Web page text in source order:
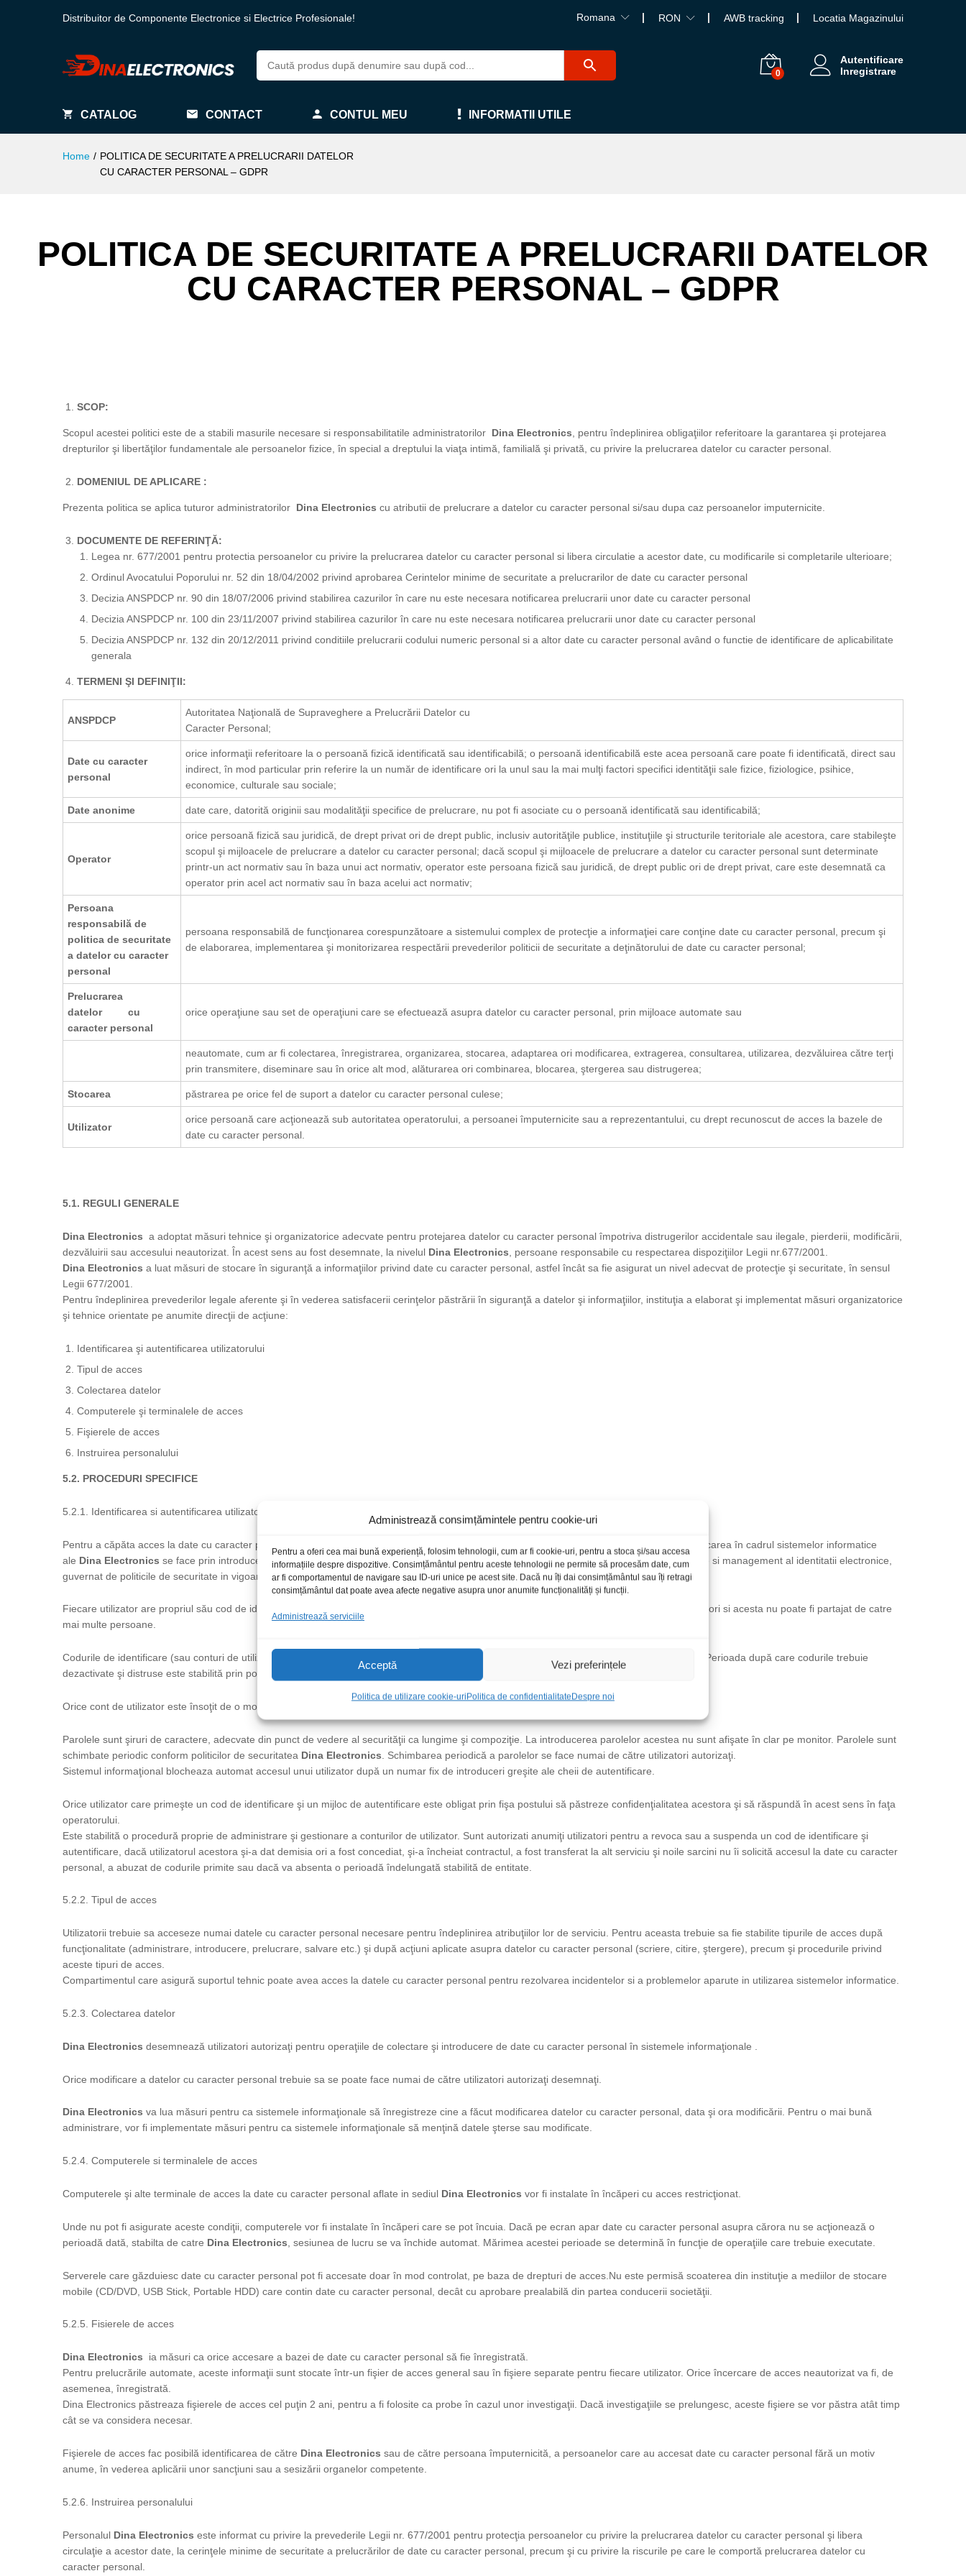
Administrează consimțămintele pentru cookie-uri
Pentru a oferi cea mai bună experiență, folosim tehnologii, cum ar fi cookie-uri, pentru a stoca și/sau accesa
informațiile despre dispozitive. Consimțământul pentru aceste tehnologii ne permite să procesăm date, cum
ar fi comportamentul de navigare sau ID-uri unice pe acest site. Dacă nu îți dai consimțământul sau îți retragi
consimțământul dat poate avea afecte negative asupra unor anumite funcționalități și funcții.
Administrează serviciile
Acceptă Vezi preferințele
Politica de utilizare cookie-uriPolitica de confidentialitateDespre noi
Distribuitor de Componente Electronice si Electrice Profesionale! Romana RON AWB tracking Locatia Magazinului
0
Autentificare
Inregistrare
CATALOG CONTACT CONTUL MEU INFORMATII UTILE
Home / POLITICA DE SECURITATE A PRELUCRARII DATELOR
CU CARACTER PERSONAL – GDPR
POLITICA DE SECURITATE A PRELUCRARII DATELOR
CU CARACTER PERSONAL – GDPR
SCOP:
Scopul acestei politici este de a stabili masurile necesare si responsabilitatile administratorilor Dina Electronics , pentru îndeplinirea obligaţiilor referitoare la garantarea şi protejarea
drepturilor şi libertăţilor fundamentale ale persoanelor fizice, în special a dreptului la viaţa intimă, familială şi privată, cu privire la prelucrarea datelor cu caracter personal.
DOMENIUL DE APLICARE :
Prezenta politica se aplica tuturor administratorilor Dina Electronics cu atributii de prelucrare a datelor cu caracter personal si/sau dupa caz persoanelor imputernicite.
DOCUMENTE DE REFERINŢĂ:
Legea nr. 677/2001 pentru protectia persoanelor cu privire la prelucrarea datelor cu caracter personal si libera circulatie a acestor date, cu modificarile si completarile ulterioare;
Ordinul Avocatului Poporului nr. 52 din 18/04/2002 privind aprobarea Cerintelor minime de securitate a prelucrarilor de date cu caracter personal
Decizia ANSPDCP nr. 90 din 18/07/2006 privind stabilirea cazurilor în care nu este necesara notificarea prelucrarii unor date cu caracter personal
Decizia ANSPDCP nr. 100 din 23/11/2007 privind stabilirea cazurilor în care nu este necesara notificarea prelucrarii unor date cu caracter personal
Decizia ANSPDCP nr. 132 din 20/12/2011 privind conditiile prelucrarii codului numeric personal si a altor date cu caracter personal având o functie de identificare de aplicabilitate
generala
TERMENI ŞI DEFINIŢII:
ANSPDCP
Autoritatea Naţională de Supraveghere a Prelucrării Datelor cu
Caracter Personal;
Date cu caracter
personal
orice informaţii referitoare la o persoană fizică identificată sau identificabilă; o persoană identificabilă este acea persoană care poate fi identificată, direct sau
indirect, în mod particular prin referire la un număr de identificare ori la unul sau la mai mulţi factori specifici identităţii sale fizice, fiziologice, psihice,
economice, culturale sau sociale;
Date anonime date care, datorită originii sau modalităţii specifice de prelucrare, nu pot fi asociate cu o persoană identificată sau identificabilă;
Operator
orice persoană fizică sau juridică, de drept privat ori de drept public, inclusiv autorităţile publice, instituţiile şi structurile teritoriale ale acestora, care stabileşte
scopul şi mijloacele de prelucrare a datelor cu caracter personal; dacă scopul şi mijloacele de prelucrare a datelor cu caracter personal sunt determinate
printr-un act normativ sau în baza unui act normativ, operator este persoana fizică sau juridică, de drept public ori de drept privat, care este desemnată ca
operator prin acel act normativ sau în baza acelui act normativ;
Persoana
responsabilă de
politica de securitate
a datelor cu caracter
personal
persoana responsabilă de funcţionarea corespunzătoare a sistemului complex de protecţie a informaţiei care conţine date cu caracter personal, precum şi
de elaborarea, implementarea şi monitorizarea respectării prevederilor politicii de securitate a deţinătorului de date cu caracter personal;
Prelucrarea
datelor cu
caracter personal
orice operaţiune sau set de operaţiuni care se efectuează asupra datelor cu caracter personal, prin mijloace automate sau
neautomate, cum ar fi colectarea, înregistrarea, organizarea, stocarea, adaptarea ori modificarea, extragerea, consultarea, utilizarea, dezvăluirea către terţi
prin transmitere, diseminare sau în orice alt mod, alăturarea ori combinarea, blocarea, ştergerea sau distrugerea;
Stocarea păstrarea pe orice fel de suport a datelor cu caracter personal culese;
Utilizator
orice persoană care acţionează sub autoritatea operatorului, a persoanei împuternicite sau a reprezentantului, cu drept recunoscut de acces la bazele de
date cu caracter personal.
5.1. REGULI GENERALE
Dina Electronics a adoptat măsuri tehnice şi organizatorice adecvate pentru protejarea datelor cu caracter personal împotriva distrugerilor accidentale sau ilegale, pierderii, modificării,
dezvăluirii sau accesului neautorizat. În acest sens au fost desemnate, la nivelul Dina Electronics , persoane responsabile cu respectarea dispoziţiilor Legii nr.677/2001.
Dina Electronics a luat măsuri de stocare în siguranţă a informaţiilor privind date cu caracter personal, astfel încât sa fie asigurat un nivel adecvat de protecţie şi securitate, în sensul
Legii 677/2001.
Pentru îndeplinirea prevederilor legale aferente şi în vederea satisfacerii cerinţelor păstrării în siguranţă a datelor şi informaţiilor, instituţia a elaborat şi implementat măsuri organizatorice
şi tehnice orientate pe anumite direcţii de acţiune:
Identificarea şi autentificarea utilizatorului
Tipul de acces
Colectarea datelor
Computerele şi terminalele de acces
Fişierele de acces
Instruirea personalului
5.2. PROCEDURI SPECIFICE
5.2.1. Identificarea si autentificarea utilizatorului
Pentru a căpăta acces la date cu caracter personal, utilizatorii trebuie să se autentifice in sistemele informatice ale
. Autentificarea în cadrul sistemelor informatice
ale Dina Electronics se face prin introducerea credentialelor de autentificare unice si netransmisibile dobandite in urma procesului de inrolare si management al identitatii electronice,
guvernat de politicile de securitate in vigoare.
Fiecare utilizator are propriul său cod de identificare (nume de utilizator). Niciodată nu este alocat acelaşi cod de identificare mai multor utilizatori si acesta nu poate fi partajat de catre
mai multe persoane.
Codurile de identificare (sau conturi de utilizator) nefolosite o perioadă mai îndelungată sunt dezactivate şi distruse după un control prealabil. Perioada după care codurile trebuie
dezactivate şi distruse este stabilită prin politica
Orice cont de utilizator este însoţit de o modalitate de autentificare, prin introducerea unei chei de autentificare precum o parola.
Parolele sunt şiruri de caractere, adecvate din punct de vedere al securităţii ca lungime şi compoziţie. La introducerea parolelor acestea nu sunt afişate în clar pe monitor. Parolele sunt
schimbate periodic conform politicilor de securitatea Dina Electronics . Schimbarea periodică a parolelor se face numai de către utilizatori autorizaţi.
Sistemul informaţional blocheaza automat accesul unui utilizator după un numar fix de introduceri greşite ale cheii de autentificare.
Orice utilizator care primeşte un cod de identificare şi un mijloc de autentificare este obligat prin fişa postului să păstreze confidenţialitatea acestora şi să răspundă în acest sens în faţa
operatorului.
Este stabilită o procedură proprie de administrare şi gestionare a conturilor de utilizator. Sunt autorizati anumiţi utilizatori pentru a revoca sau a suspenda un cod de identificare şi
autentificare, dacă utilizatorul acestora şi-a dat demisia ori a fost concediat, şi-a încheiat contractul, a fost transferat la alt serviciu şi noile sarcini nu îi solicită accesul la date cu caracter
personal, a abuzat de codurile primite sau dacă va absenta o perioadă îndelungată stabilită de entitate.
5.2.2. Tipul de acces
Utilizatorii trebuie sa acceseze numai datele cu caracter personal necesare pentru îndeplinirea atribuţiilor lor de serviciu. Pentru aceasta trebuie sa fie stabilite tipurile de acces după
funcţionalitate (administrare, introducere, prelucrare, salvare etc.) şi după acţiuni aplicate asupra datelor cu caracter personal (scriere, citire, ştergere), precum şi procedurile privind
aceste tipuri de acces.
Compartimentul care asigură suportul tehnic poate avea acces la datele cu caracter personal pentru rezolvarea incidentelor si a problemelor aparute in utilizarea sistemelor informatice.
5.2.3. Colectarea datelor
Dina Electronics desemnează utilizatori autorizaţi pentru operaţiile de colectare şi introducere de date cu caracter personal în sistemele informaţionale .
Orice modificare a datelor cu caracter personal trebuie sa se poate face numai de către utilizatori autorizaţi desemnaţi.
Dina Electronics va lua măsuri pentru ca sistemele informaţionale să înregistreze cine a făcut modificarea datelor cu caracter personal, data şi ora modificării. Pentru o mai bună
administrare, vor fi implementate măsuri pentru ca sistemele informaţionale să menţină datele şterse sau modificate.
5.2.4. Computerele si terminalele de acces
Computerele şi alte terminale de acces la date cu caracter personal aflate in sediul Dina Electronics vor fi instalate în încăperi cu acces restricţionat.
Unde nu pot fi asigurate aceste condiţii, computerele vor fi instalate în încăperi care se pot încuia. Dacă pe ecran apar date cu caracter personal asupra cărora nu se acţionează o
perioadă dată, stabilta de catre Dina Electronics , sesiunea de lucru se va închide automat. Mărimea acestei perioade se determină în funcţie de operaţiile care trebuie executate.
Serverele care găzduiesc date cu caracter personal pot fi accesate doar în mod controlat, pe baza de drepturi de acces.Nu este permisă scoaterea din instituţie a mediilor de stocare
mobile (CD/DVD, USB Stick, Portable HDD) care contin date cu caracter personal, decât cu aprobare prealabilă din partea conducerii societăţii.
5.2.5. Fisierele de acces
Dina Electronics ia măsuri ca orice accesare a bazei de date cu caracter personal să fie înregistrată.
Pentru prelucrările automate, aceste informaţii sunt stocate într-un fişier de acces general sau în fişiere separate pentru fiecare utilizator. Orice încercare de acces neautorizat va fi, de
asemenea, înregistrată.
Dina Electronics păstreaza fişierele de acces cel puţin 2 ani, pentru a fi folosite ca probe în cazul unor investigaţii. Dacă investigaţiile se prelungesc, aceste fişiere se vor păstra atât timp
cât se va considera necesar.
Fişierele de acces fac posibilă identificarea de către Dina Electronics sau de către persoana împuternicită, a persoanelor care au accesat date cu caracter personal fără un motiv
anume, în vederea aplicării unor sancţiuni sau a sesizării organelor competente.
5.2.6. Instruirea personalului
Personalul Dina Electronics este informat cu privire la prevederile Legii nr. 677/2001 pentru protecţia persoanelor cu privire la prelucrarea datelor cu caracter personal şi libera
circulaţie a acestor date, la cerinţele minime de securitate a prelucrărilor de date cu caracter personal, precum şi cu privire la riscurile pe care le comportă prelucrarea datelor cu
caracter personal.